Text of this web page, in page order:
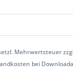
Mehrwertsteuer
bei